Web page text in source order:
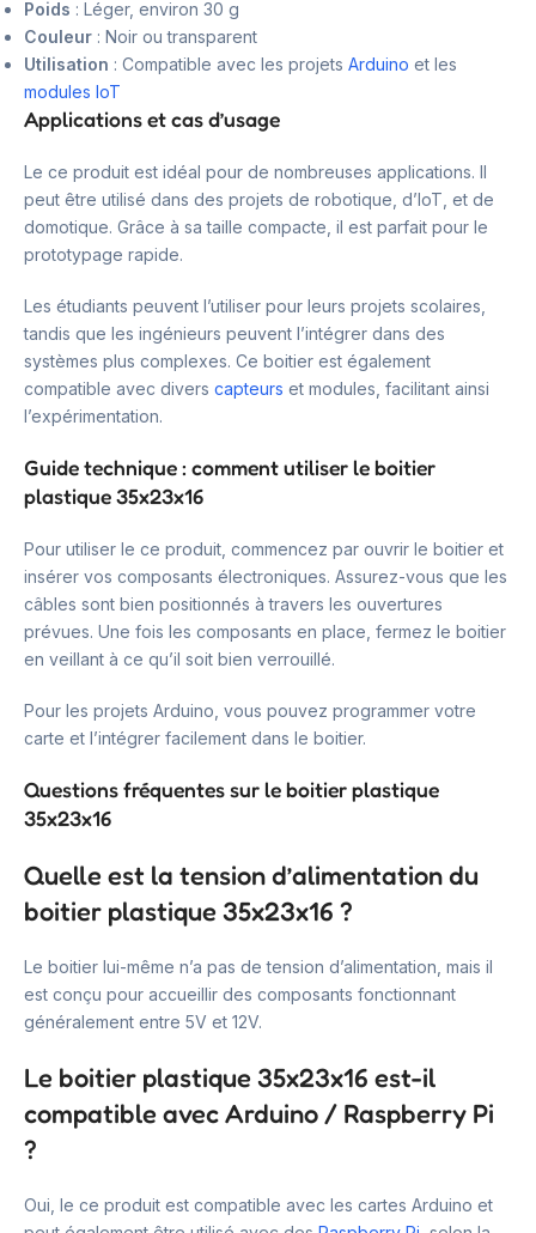
Poids : Léger, environ 30 g
Couleur : Noir ou transparent
Utilisation : Compatible avec les projets Arduino et les
modules IoT
Applications et cas d’usage
Le ce produit est idéal pour de nombreuses applications. Il
peut être utilisé dans des projets de robotique, d’IoT, et de
domotique. Grâce à sa taille compacte, il est parfait pour le
prototypage rapide.
Les étudiants peuvent l’utiliser pour leurs projets scolaires,
tandis que les ingénieurs peuvent l’intégrer dans des
systèmes plus complexes. Ce boitier est également
compatible avec divers capteurs et modules, facilitant ainsi
l’expérimentation.
Guide technique : comment utiliser le boitier
plastique 35x23x16
Pour utiliser le ce produit, commencez par ouvrir le boitier et
insérer vos composants électroniques. Assurez-vous que les
câbles sont bien positionnés à travers les ouvertures
prévues. Une fois les composants en place, fermez le boitier
en veillant à ce qu’il soit bien verrouillé.
Pour les projets Arduino, vous pouvez programmer votre
carte et l’intégrer facilement dans le boitier.
Questions fréquentes sur le boitier plastique
35x23x16
Quelle est la tension d’alimentation du
boitier plastique 35x23x16 ?
Le boitier lui-même n’a pas de tension d’alimentation, mais il
est conçu pour accueillir des composants fonctionnant
généralement entre 5V et 12V.
Le boitier plastique 35x23x16 est-il
compatible avec Arduino / Raspberry Pi
?
Oui, le ce produit est compatible avec les cartes Arduino et